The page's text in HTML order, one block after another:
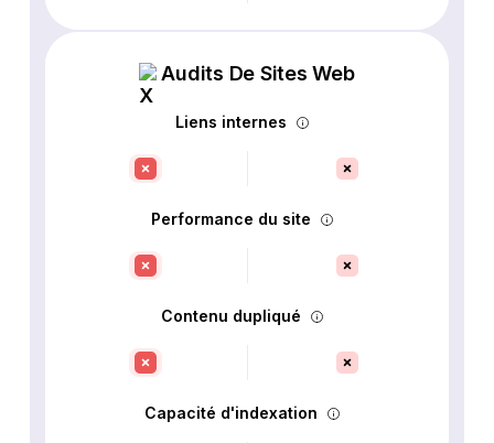
Audits De Sites Web
Liens internes
Performance du site
Contenu dupliqué
Capacité d'indexation